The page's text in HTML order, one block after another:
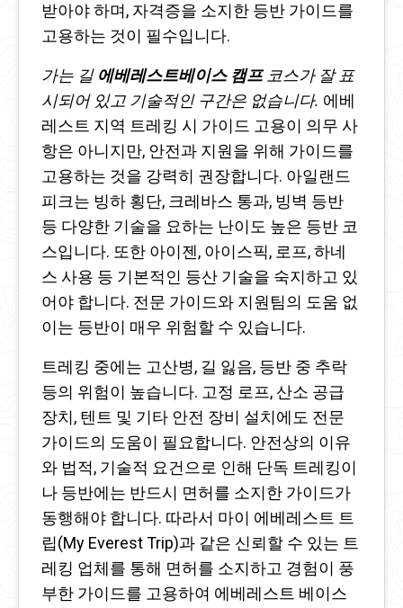
받아야 하며, 자격증을 소지한 등반 가이드를
고용하는 것이 필수입니다.
가는 길 에베레스트베이스 캠프코스가 잘 표
시되어 있고 기술적인 구간은 없습니다. 에베
레스트 지역 트레킹 시 가이드 고용이 의무 사
항은 아니지만, 안전과 지원을 위해 가이드를
고용하는 것을 강력히 권장합니다. 아일랜드
피크는 빙하 횡단, 크레바스 통과, 빙벽 등반
등 다양한 기술을 요하는 난이도 높은 등반 코
스입니다. 또한 아이젠, 아이스픽, 로프, 하네
스 사용 등 기본적인 등산 기술을 숙지하고 있
어야 합니다. 전문 가이드와 지원팀의 도움 없
이는 등반이 매우 위험할 수 있습니다.
트레킹 중에는 고산병, 길 잃음, 등반 중 추락
등의 위험이 높습니다. 고정 로프, 산소 공급
장치, 텐트 및 기타 안전 장비 설치에도 전문
가이드의 도움이 필요합니다. 안전상의 이유
와 법적, 기술적 요건으로 인해 단독 트레킹이
나 등반에는 반드시 면허를 소지한 가이드가
동행해야 합니다. 따라서 마이 에베레스트 트
립(My Everest Trip)과 같은 신뢰할 수 있는 트
레킹 업체를 통해 면허를 소지하고 경험이 풍
부한 가이드를 고용하여 에베레스트 베이스